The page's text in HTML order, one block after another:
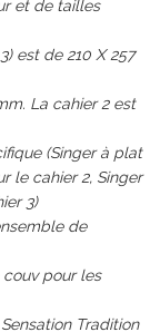
et de tailles
est de 210 X 257
La cahier 2 est
(Singer à plat
le cahier 2, Singer
3)
de
couv pour les
Tradition